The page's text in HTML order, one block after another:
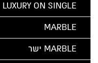
LUXURY ON SINGLE
MARBLE
MARBLE ישר